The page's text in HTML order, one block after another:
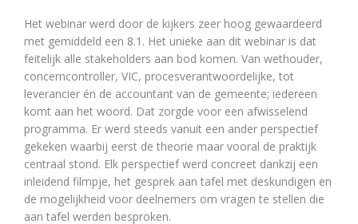
Het webinar werd door de kijkers zeer hoog gewaardeerd
met gemiddeld een 8.1. Het unieke aan dit webinar is dat
feitelijk alle stakeholders aan bod komen. Van wethouder,
concerncontroller, VIC, procesverantwoordelijke, tot
leverancier én de accountant van de gemeente; iedereen
komt aan het woord. Dat zorgde voor een afwisselend
programma. Er werd steeds vanuit een ander perspectief
gekeken waarbij eerst de theorie maar vooral de praktijk
centraal stond. Elk perspectief werd concreet dankzij een
inleidend filmpje, het gesprek aan tafel met deskundigen en
de mogelijkheid voor deelnemers om vragen te stellen die
aan tafel werden besproken.